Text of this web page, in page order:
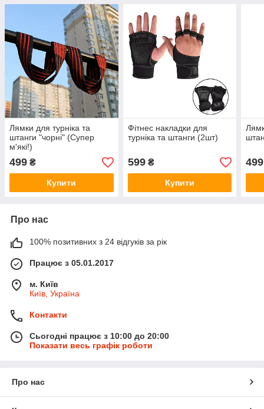
Лямки для турніка та
штанги "чорні" (Супер
м'які!)
499 ₴
Купити
Фітнес накладки для
турніка та штанги (2шт)
599₴
Купити
499
Про нас
100% позитивних з 24 відгуків за рік
Працює з 05.01.2017
м. Київ
Київ, Україна
Контакти
Сьогодні працює з 10:00 до 20:00
Показати весь графік роботи
Про нас